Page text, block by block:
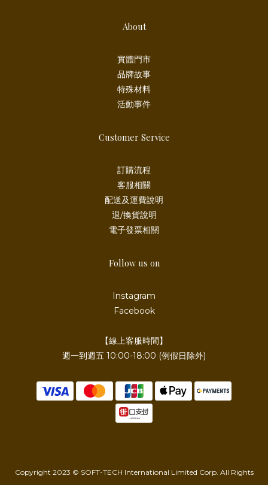
About
實體門市
品牌故事
特殊材料
活動事件
Customer Service
訂購流程
客服相關
配送及運費說明
退/換貨說明
電子發票相關
Follow us on
Instagram
Facebook
【線上客服時間】
週一到週五 10:00-18:00 (例假日除外)
Copyright 2023 © SOFT-TECH International Limited Corp. All Rights